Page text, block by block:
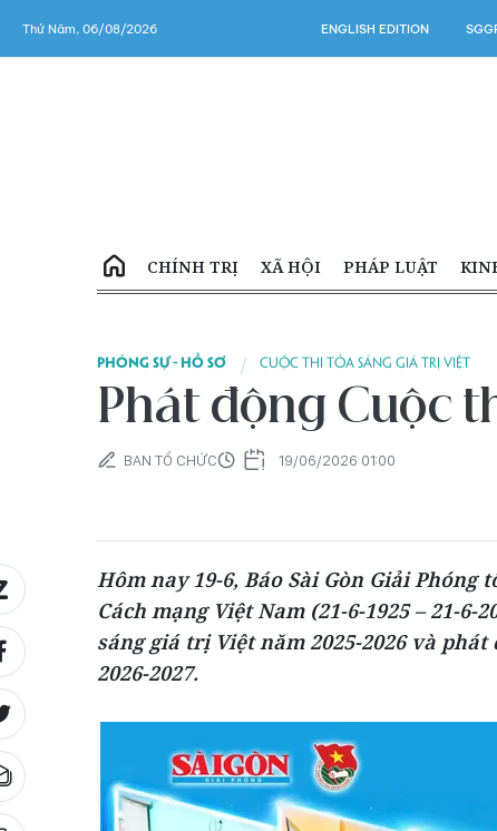
Thứ Năm, 06/08/2026 ENGLISH EDITION
CHÍNH TRỊ XÃ HỘI PHÁP LUẬT
PHÓNG SỰ - HỒ SƠ CUỘC THI TỎA SÁNG GIÁ TRỊ VIỆT
Phát động Cuộc
BAN TỔ CHỨC 19/06/2026 01:00
Hôm nay 19-6, Báo Sài Gòn Giải Phóng
Cách mạng Việt Nam (21-6-1925 – 21-
sáng giá trị Việt năm 2025-2026 và
2026-2027.